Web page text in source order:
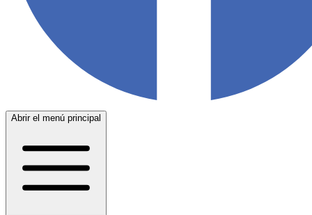
Abrir el menú principal